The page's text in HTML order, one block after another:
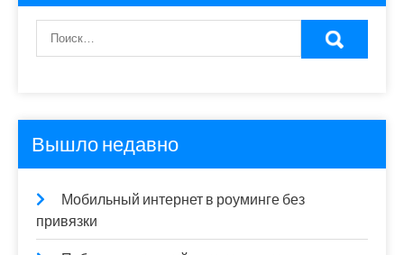
Вышло недавно
Мобильный интернет в роуминге без
привязки